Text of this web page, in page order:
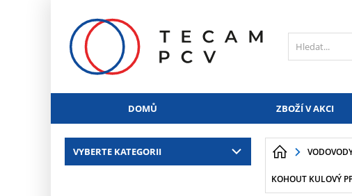
DOMŮ ZBOŽÍ V AKCI
VYBERTE KATEGORII
KOHOUT KULOVÝ